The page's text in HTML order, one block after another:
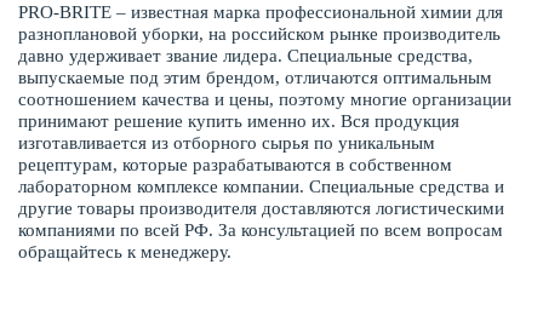
PRO-BRITE – известная марка профессиональной химии для
разноплановой уборки, на российском рынке производитель
давно удерживает звание лидера. Специальные средства,
выпускаемые под этим брендом, отличаются оптимальным
соотношением качества и цены, поэтому многие организации
принимают решение купить именно их. Вся продукция
изготавливается из отборного сырья по уникальным
рецептурам, которые разрабатываются в собственном
лабораторном комплексе компании. Специальные средства и
другие товары производителя доставляются логистическими
компаниями по всей РФ. За консультацией по всем вопросам
обращайтесь к менеджеру.